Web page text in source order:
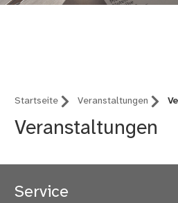
Startseite Veranstaltungen
Veranstaltungen
Service